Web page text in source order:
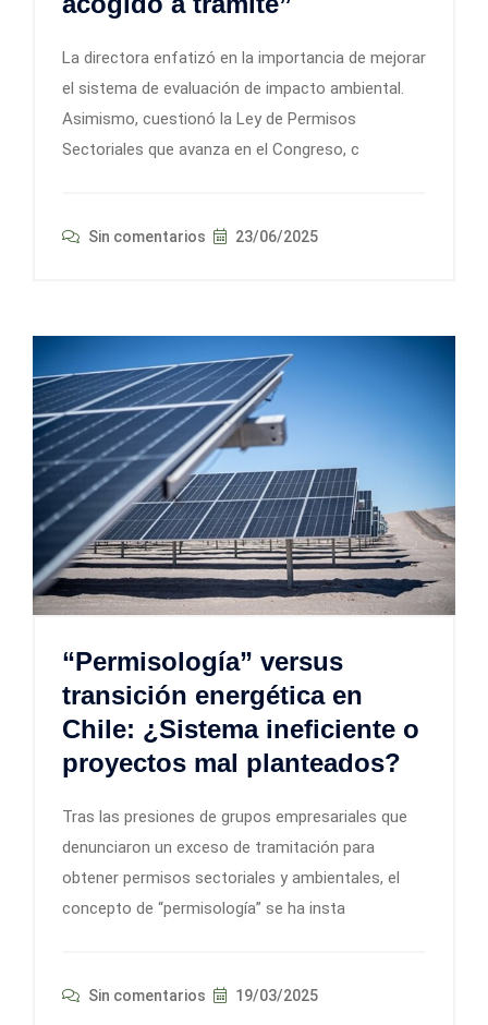
La directora enfatizó en la importancia de mejorar
el sistema de evaluación de impacto ambiental.
Asimismo, cuestionó la Ley de Permisos
Sectoriales que avanza en el Congreso, c
Sin comentarios 23/06/2025
“Permisología” versus
transición energética en
Chile: ¿Sistema ineficiente o
proyectos mal planteados?
Tras las presiones de grupos empresariales que
denunciaron un exceso de tramitación para
obtener permisos sectoriales y ambientales, el
concepto de “permisología” se ha insta
Sin comentarios 19/03/2025